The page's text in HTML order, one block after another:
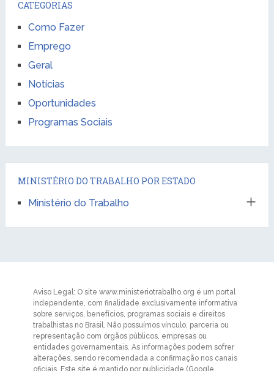
CATEGORIAS
Como Fazer
Emprego
Geral
Notícias
Oportunidades
Programas Sociais
MINISTÉRIO DO TRABALHO POR ESTADO
Ministério do Trabalho
Aviso Legal: O site www.ministeriotrabalho.org é um portal
independente, com finalidade exclusivamente informativa
sobre serviços, benefícios, programas sociais e direitos
trabalhistas no Brasil. Não possuímos vínculo, parceria ou
representação com órgãos públicos, empresas ou
entidades governamentais. As informações podem sofrer
alterações, sendo recomendada a confirmação nos canais